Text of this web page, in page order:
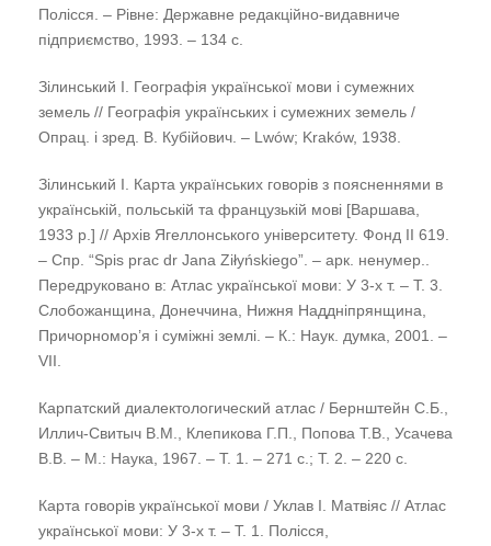
Полісся. – Рівне: Державне редакційно-видавниче
підприємство, 1993. – 134 с.
Зілинський І. Географія української мови і сумежних
земель // Географія українських і сумежних земель /
Опрац. і зред. В. Кубійович. – Lwów; Kraków, 1938.
Зілинський І. Карта українських говорів з поясненнями в
українській, польській та французькій мові [Варшава,
1933 р.] // Архів Ягеллонського університету. Фонд ІІ 619.
– Спр. “Spis prac dr Jana Ziłyńskiego”. – арк. ненумер..
Передруковано в: Атлас української мови: У 3-х т. – Т. 3.
Слобожанщина, Донеччина, Нижня Наддніпрянщина,
Причорномор’я і суміжні землі. – К.: Наук. думка, 2001. –
VІІ.
Карпатский диалектологический атлас / Бернштейн С.Б.,
Иллич-Свитыч В.М., Клепикова Г.П., Попова Т.В., Усачева
В.В. – М.: Наука, 1967. – Т. 1. – 271 с.; Т. 2. – 220 с.
Карта говорів української мови / Уклав І. Матвіяс // Атлас
української мови: У 3-х т. – Т. 1. Полісся,